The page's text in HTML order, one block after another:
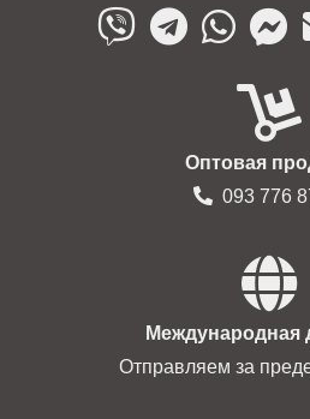
Оптовая
093 776
Международная
Отправляем за